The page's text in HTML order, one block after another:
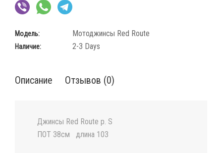
Модель: Мотоджинсы Red Route
Наличие: 2-3 Days
Описание Отзывов (0)
Джинсы Red Route р. S
ПОТ 38см длина 103